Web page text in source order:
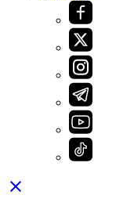
close